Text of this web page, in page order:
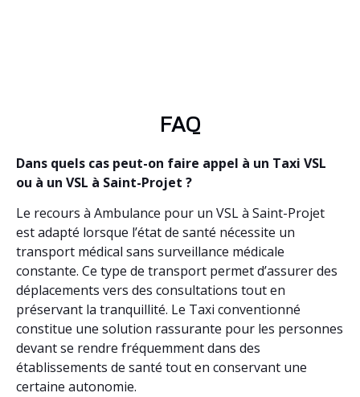
FAQ
Dans quels cas peut-on faire appel à un Taxi VSL
ou à un VSL à Saint-Projet ?
Le recours à Ambulance pour un VSL à Saint-Projet
est adapté lorsque l’état de santé nécessite un
transport médical sans surveillance médicale
constante. Ce type de transport permet d’assurer des
déplacements vers des consultations tout en
préservant la tranquillité. Le Taxi conventionné
constitue une solution rassurante pour les personnes
devant se rendre fréquemment dans des
établissements de santé tout en conservant une
certaine autonomie.